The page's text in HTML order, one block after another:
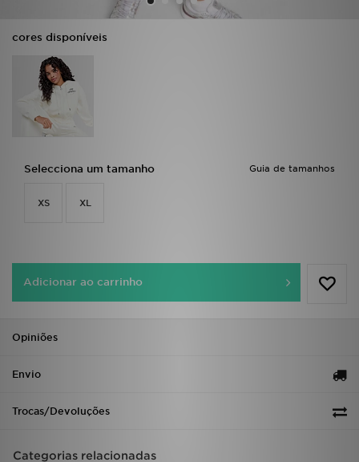
cores disponíveis
Guia de tamanhos
Selecciona um tamanho
XS XL
Adicionar ao carrinho
Opiniões
Envio
Trocas/Devoluções
Categorias relacionadas
FAZ DOWNLOAD DA APP
TRABALHA CONNOSCO
FAQs